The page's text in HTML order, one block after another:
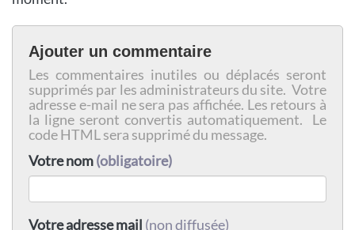
Ajouter un commentaire
Les commentaires inutiles ou déplacés seront
supprimés par les administrateurs du site. Votre
adresse e-mail ne sera pas affichée. Les retours à
la ligne seront convertis automatiquement. Le
code HTML sera supprimé du message.
Votre nom(obligatoire)
Votre adresse mail (non diffusée)